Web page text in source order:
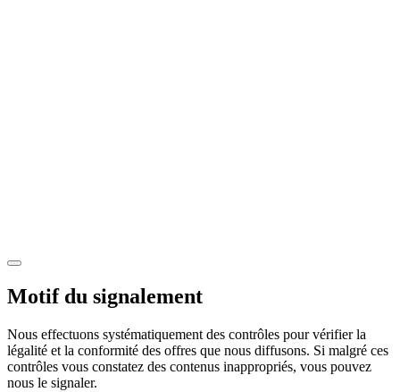
Motif du signalement
Nous effectuons systématiquement des contrôles pour vérifier la
légalité et la conformité des offres que nous diffusons. Si malgré ces
contrôles vous constatez des contenus inappropriés, vous pouvez
nous le signaler.